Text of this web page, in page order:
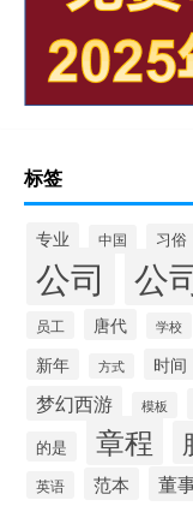
标签
专业 中国 习俗
公司 公
员工 唐代 学校
新年 方式 时间
梦幻西游 模板
的是 章程
英语 范本 董